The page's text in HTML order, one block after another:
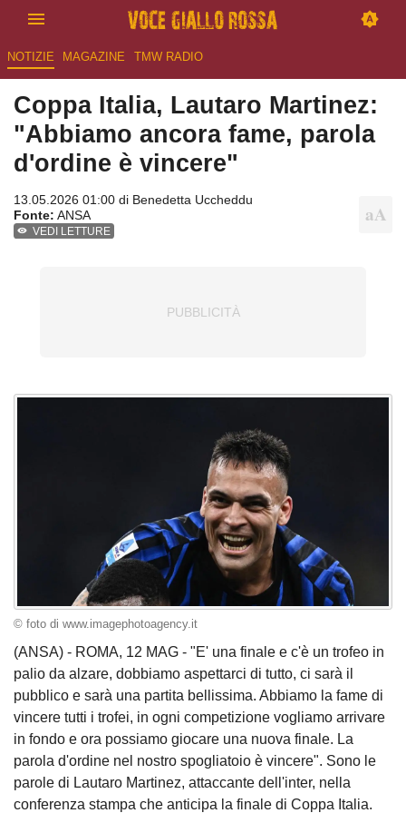
NOTIZIE MAGAZINE TMW RADIO
Coppa Italia, Lautaro Martinez:
"Abbiamo ancora fame, parola
d'ordine è vincere"
13.05.2026 01:00 di Benedetta Uccheddu
Fonte: ANSA
VEDI LETTURE
© foto di www.imagephotoagency.it
(ANSA) - ROMA, 12 MAG - "E' una finale e c'è un trofeo in
palio da alzare, dobbiamo aspettarci di tutto, ci sarà il
pubblico e sarà una partita bellissima. Abbiamo la fame di
vincere tutti i trofei, in ogni competizione vogliamo arrivare
in fondo e ora possiamo giocare una nuova finale. La
parola d'ordine nel nostro spogliatoio è vincere". Sono le
parole di Lautaro Martinez, attaccante dell'inter, nella
conferenza stampa che anticipa la finale di Coppa Italia.